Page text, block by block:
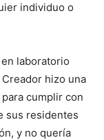
individuo o
laboratorio
hizo una
cumplir con
sus residentes
y no quería